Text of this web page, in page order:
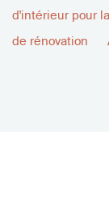
d'intérieur pour
de rénovation